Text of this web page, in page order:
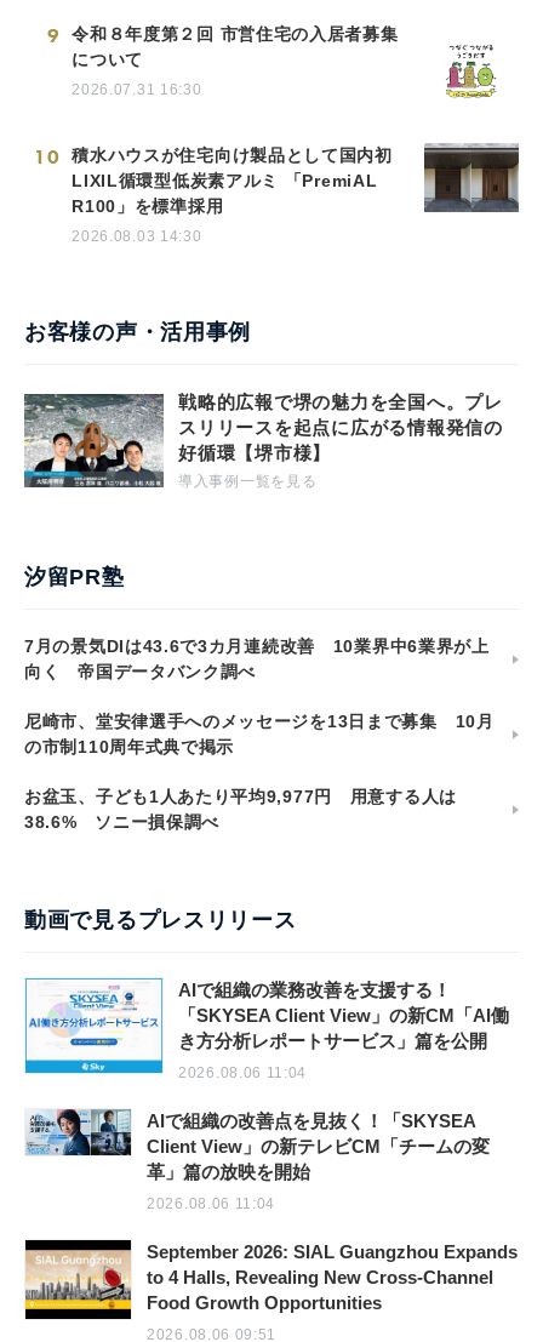
9
令和８年度第２回 市営住宅の入居者募集
について
2026.07.31 16:30
10
積水ハウスが住宅向け製品として国内初
LIXIL循環型低炭素アルミ 「PremiAL
R100」を標準採用
2026.08.03 14:30
お客様の声・活用事例
戦略的広報で堺の魅力を全国へ。プレ
スリリースを起点に広がる情報発信の
好循環【堺市様】
導入事例一覧を見る
汐留PR塾
7月の景気DIは43.6で3カ月連続改善 10業界中6業界が上
向く 帝国データバンク調べ
尼崎市、堂安律選手へのメッセージを13日まで募集 10月
の市制110周年式典で掲示
お盆玉、子ども1人あたり平均9,977円 用意する人は
38.6% ソニー損保調べ
動画で見るプレスリリース
AIで組織の業務改善を支援する！
「SKYSEA Client View」の新CM「AI働
き方分析レポートサービス」篇を公開
2026.08.06 11:04
AIで組織の改善点を見抜く！「SKYSEA
Client View」の新テレビCM「チームの変
革」篇の放映を開始
2026.08.06 11:04
September 2026: SIAL Guangzhou Expands
to 4 Halls, Revealing New Cross-Channel
Food Growth Opportunities
2026.08.06 09:51